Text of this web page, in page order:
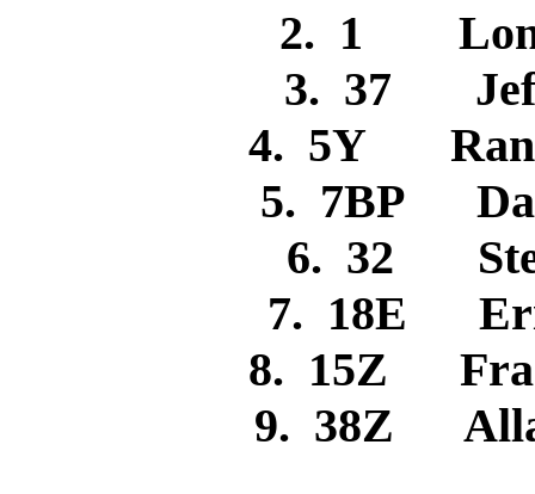
2. 1
3. 37
4. 5Y
5. 7BP
6. 32
7. 18E
8. 15Z
9. 38Z